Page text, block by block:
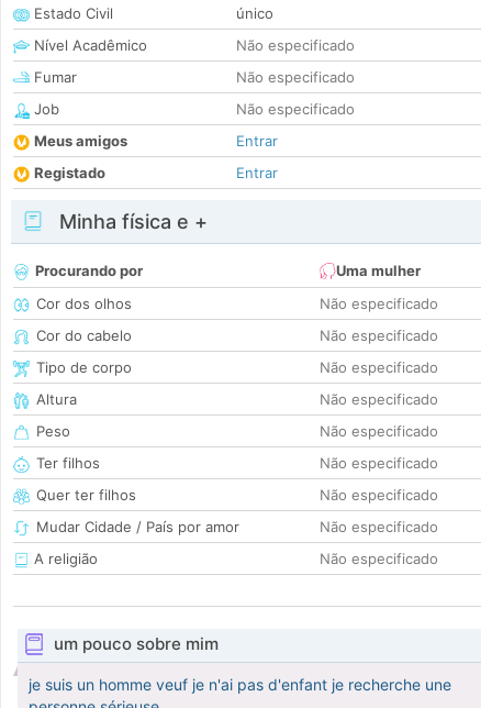
Estado Civil
único
Nível Acadêmico
Não especificado
Fumar
Não especificado
Job
Não especificado
Meus amigos
Entrar
Registado
Entrar
Minha física e +
Procurando por
Uma mulher
Cor dos olhos
Não especificado
Cor do cabelo
Não especificado
Tipo de corpo
Não especificado
Altura
Não especificado
Peso
Não especificado
Ter filhos
Não especificado
Quer ter filhos
Não especificado
Mudar Cidade / País por amor
Não especificado
A religião
Não especificado
um pouco sobre mim
je suis un homme veuf je n'ai pas d'enfant je recherche une